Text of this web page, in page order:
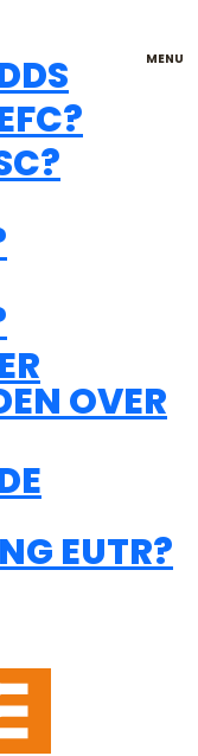
OVER
EUTR?